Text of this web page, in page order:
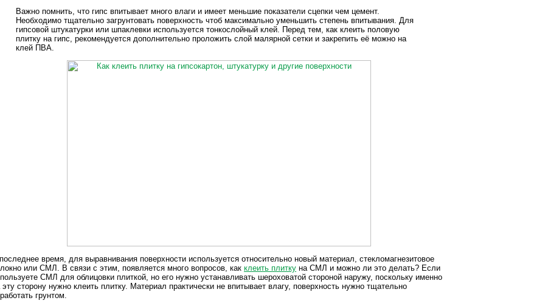
Важно помнить, что гипс впитывает много влаги и имеет меньшие показатели сцепки чем цемент.
Необходимо тщательно загрунтовать поверхность чтоб максимально уменьшить степень впитывания. Для
гипсовой штукатурки или шпаклевки используется тонкослойный клей. Перед тем, как клеить половую
плитку на гипс, рекомендуется дополнительно проложить слой малярной сетки и закрепить её можно на
клей ПВА.
время, для выравнивания поверхности используется относительно новый материал, стекломагнезитовое
или СМЛ. В связи с этим, появляется много вопросов, как клеить плитку на СМЛ и можно ли это делать? Если
СМЛ для облицовки плиткой, но его нужно устанавливать шероховатой стороной наружу, поскольку именно
эту сторону нужно клеить плитку. Материал практически не впитывает влагу, поверхность нужно тщательно
грунтом.